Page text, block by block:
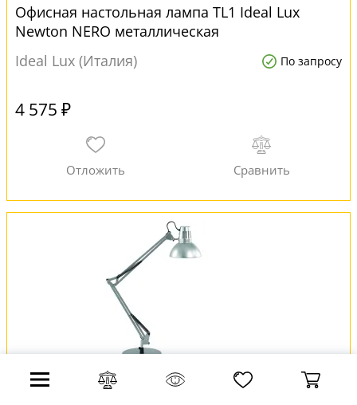
Офисная настольная лампа TL1 Ideal Lux
Newton NERO металлическая
Ideal Lux (Италия)
По запросу
4 575 ₽